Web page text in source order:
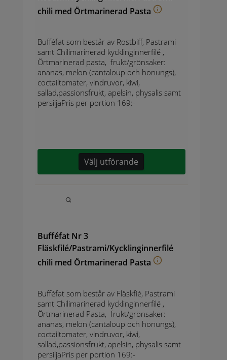
chili med Örtmarinerad Pasta
Bufféfat som består av Rostbiff, Pastrami
samt Chilimarinerad kycklinginnerfilé ,
Örtmarinerad pasta, frukt/grönsaker:
ananas, melon (cantaloup och honungs),
coctailtomater, vindruvor, kiwi,
sallad,passionsfrukt, apelsin, physalis samt
persiljaPris per portion 169:-
Välj utförande
Bufféfat Nr 3
Fläskfilé/Pastrami/Kycklinginnerfilé
chili med Örtmarinerad Pasta
Bufféfat som består av Fläskfié, Pastrami
samt Chilimarinerad kycklinginnerfilé ,
Örtmarinerad Pasta, frukt/grönsaker:
ananas, melon (cantaloup och honungs),
coctailtomater, vindruvor, kiwi,
sallad,passionsfrukt, apelsin, physalis samt
persiljaPris per portion 169:-